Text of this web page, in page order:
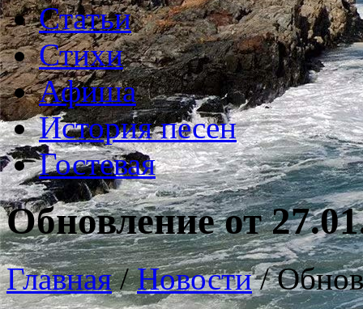
Статьи
Стихи
Афиша
История песен
Гостевая
Обновление от
Главная/Новости/